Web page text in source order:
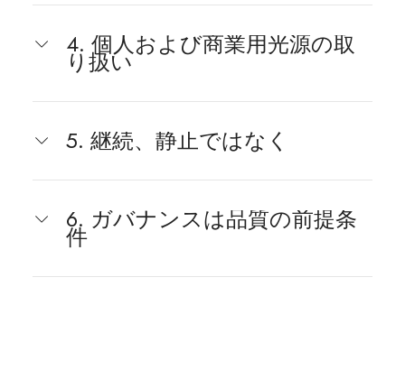
4. 個人および商業用光源の取
り扱い
5. 継続、静止ではなく
6. ガバナンスは品質の前提条
件